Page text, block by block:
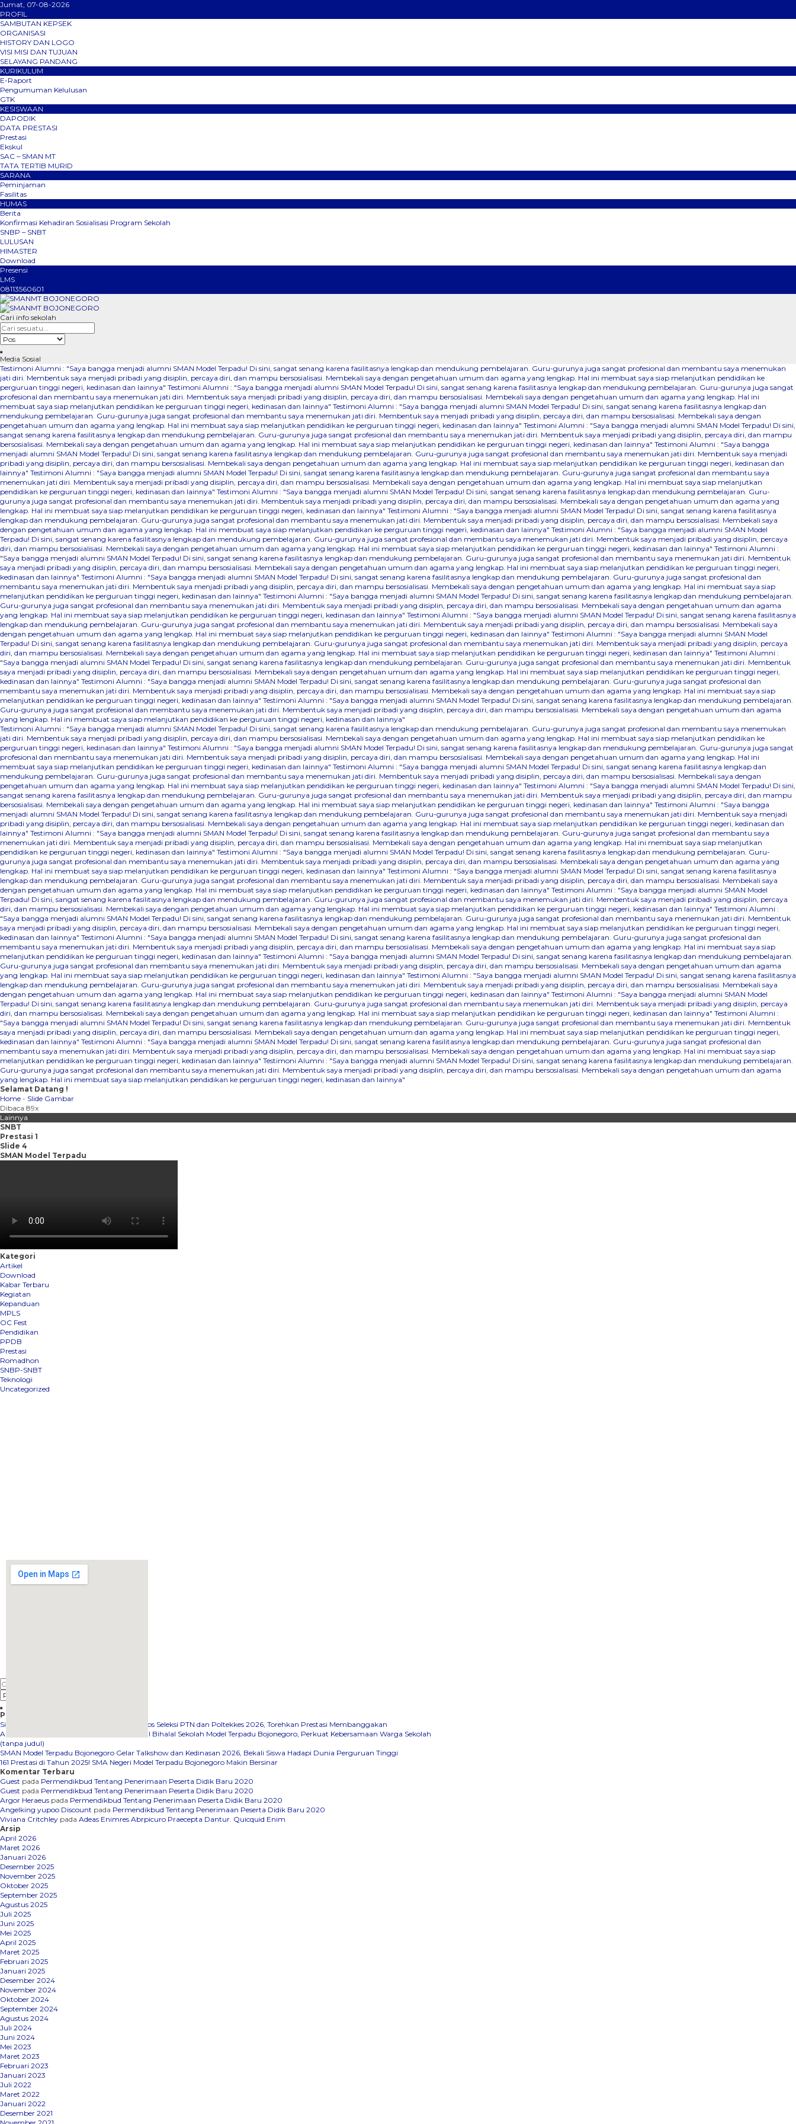
Jumat, 07-08-2026
PROFIL
SAMBUTAN KEPSEK
ORGANISASI
HISTORY DAN LOGO
VISI MISI DAN TUJUAN
SELAYANG PANDANG
KURIKULUM
E-Raport
Pengumuman Kelulusan
GTK
KESISWAAN
DAPODIK
DATA PRESTASI
Prestasi
Ekskul
SAC – SMAN MT
TATA TERTIB MURID
SARANA
Peminjaman
Fasilitas
HUMAS
Berita
Konfirmasi Kehadiran Sosialisasi Program Sekolah
SNBP – SNBT
LULUSAN
HIMASTER
Download
Presensi
LMS
08113560601
Cari info sekolah
Media Sosial
Testimoni Alumni : "Saya bangga menjadi alumni SMAN Model Terpadu! Di sini, sangat senang karena fasilitasnya lengkap dan mendukung pembelajaran. Guru-gurunya juga sangat profesional dan membantu saya menemukan
jati diri. Membentuk saya menjadi pribadi yang disiplin, percaya diri, dan mampu bersosialisasi. Membekali saya dengan pengetahuan umum dan agama yang lengkap. Hal ini membuat saya siap melanjutkan pendidikan ke
perguruan tinggi negeri, kedinasan dan lainnya" Testimoni Alumni : "Saya bangga menjadi alumni SMAN Model Terpadu! Di sini, sangat senang karena fasilitasnya lengkap dan mendukung pembelajaran. Guru-gurunya juga sangat
profesional dan membantu saya menemukan jati diri. Membentuk saya menjadi pribadi yang disiplin, percaya diri, dan mampu bersosialisasi. Membekali saya dengan pengetahuan umum dan agama yang lengkap. Hal ini
membuat saya siap melanjutkan pendidikan ke perguruan tinggi negeri, kedinasan dan lainnya" Testimoni Alumni : "Saya bangga menjadi alumni SMAN Model Terpadu! Di sini, sangat senang karena fasilitasnya lengkap dan
mendukung pembelajaran. Guru-gurunya juga sangat profesional dan membantu saya menemukan jati diri. Membentuk saya menjadi pribadi yang disiplin, percaya diri, dan mampu bersosialisasi. Membekali saya dengan
pengetahuan umum dan agama yang lengkap. Hal ini membuat saya siap melanjutkan pendidikan ke perguruan tinggi negeri, kedinasan dan lainnya" Testimoni Alumni : "Saya bangga menjadi alumni SMAN Model Terpadu! Di sini,
sangat senang karena fasilitasnya lengkap dan mendukung pembelajaran. Guru-gurunya juga sangat profesional dan membantu saya menemukan jati diri. Membentuk saya menjadi pribadi yang disiplin, percaya diri, dan mampu
bersosialisasi. Membekali saya dengan pengetahuan umum dan agama yang lengkap. Hal ini membuat saya siap melanjutkan pendidikan ke perguruan tinggi negeri, kedinasan dan lainnya" Testimoni Alumni : "Saya bangga
menjadi alumni SMAN Model Terpadu! Di sini, sangat senang karena fasilitasnya lengkap dan mendukung pembelajaran. Guru-gurunya juga sangat profesional dan membantu saya menemukan jati diri. Membentuk saya menjadi
pribadi yang disiplin, percaya diri, dan mampu bersosialisasi. Membekali saya dengan pengetahuan umum dan agama yang lengkap. Hal ini membuat saya siap melanjutkan pendidikan ke perguruan tinggi negeri, kedinasan dan
lainnya" Testimoni Alumni : "Saya bangga menjadi alumni SMAN Model Terpadu! Di sini, sangat senang karena fasilitasnya lengkap dan mendukung pembelajaran. Guru-gurunya juga sangat profesional dan membantu saya
menemukan jati diri. Membentuk saya menjadi pribadi yang disiplin, percaya diri, dan mampu bersosialisasi. Membekali saya dengan pengetahuan umum dan agama yang lengkap. Hal ini membuat saya siap melanjutkan
pendidikan ke perguruan tinggi negeri, kedinasan dan lainnya" Testimoni Alumni : "Saya bangga menjadi alumni SMAN Model Terpadu! Di sini, sangat senang karena fasilitasnya lengkap dan mendukung pembelajaran. Guru-
gurunya juga sangat profesional dan membantu saya menemukan jati diri. Membentuk saya menjadi pribadi yang disiplin, percaya diri, dan mampu bersosialisasi. Membekali saya dengan pengetahuan umum dan agama yang
lengkap. Hal ini membuat saya siap melanjutkan pendidikan ke perguruan tinggi negeri, kedinasan dan lainnya" Testimoni Alumni : "Saya bangga menjadi alumni SMAN Model Terpadu! Di sini, sangat senang karena fasilitasnya
lengkap dan mendukung pembelajaran. Guru-gurunya juga sangat profesional dan membantu saya menemukan jati diri. Membentuk saya menjadi pribadi yang disiplin, percaya diri, dan mampu bersosialisasi. Membekali saya
dengan pengetahuan umum dan agama yang lengkap. Hal ini membuat saya siap melanjutkan pendidikan ke perguruan tinggi negeri, kedinasan dan lainnya" Testimoni Alumni : "Saya bangga menjadi alumni SMAN Model
Terpadu! Di sini, sangat senang karena fasilitasnya lengkap dan mendukung pembelajaran. Guru-gurunya juga sangat profesional dan membantu saya menemukan jati diri. Membentuk saya menjadi pribadi yang disiplin, percaya
diri, dan mampu bersosialisasi. Membekali saya dengan pengetahuan umum dan agama yang lengkap. Hal ini membuat saya siap melanjutkan pendidikan ke perguruan tinggi negeri, kedinasan dan lainnya" Testimoni Alumni :
"Saya bangga menjadi alumni SMAN Model Terpadu! Di sini, sangat senang karena fasilitasnya lengkap dan mendukung pembelajaran. Guru-gurunya juga sangat profesional dan membantu saya menemukan jati diri. Membentuk
saya menjadi pribadi yang disiplin, percaya diri, dan mampu bersosialisasi. Membekali saya dengan pengetahuan umum dan agama yang lengkap. Hal ini membuat saya siap melanjutkan pendidikan ke perguruan tinggi negeri,
kedinasan dan lainnya" Testimoni Alumni : "Saya bangga menjadi alumni SMAN Model Terpadu! Di sini, sangat senang karena fasilitasnya lengkap dan mendukung pembelajaran. Guru-gurunya juga sangat profesional dan
membantu saya menemukan jati diri. Membentuk saya menjadi pribadi yang disiplin, percaya diri, dan mampu bersosialisasi. Membekali saya dengan pengetahuan umum dan agama yang lengkap. Hal ini membuat saya siap
melanjutkan pendidikan ke perguruan tinggi negeri, kedinasan dan lainnya" Testimoni Alumni : "Saya bangga menjadi alumni SMAN Model Terpadu! Di sini, sangat senang karena fasilitasnya lengkap dan mendukung pembelajaran.
Guru-gurunya juga sangat profesional dan membantu saya menemukan jati diri. Membentuk saya menjadi pribadi yang disiplin, percaya diri, dan mampu bersosialisasi. Membekali saya dengan pengetahuan umum dan agama
yang lengkap. Hal ini membuat saya siap melanjutkan pendidikan ke perguruan tinggi negeri, kedinasan dan lainnya" Testimoni Alumni : "Saya bangga menjadi alumni SMAN Model Terpadu! Di sini, sangat senang karena fasilitasnya
lengkap dan mendukung pembelajaran. Guru-gurunya juga sangat profesional dan membantu saya menemukan jati diri. Membentuk saya menjadi pribadi yang disiplin, percaya diri, dan mampu bersosialisasi. Membekali saya
dengan pengetahuan umum dan agama yang lengkap. Hal ini membuat saya siap melanjutkan pendidikan ke perguruan tinggi negeri, kedinasan dan lainnya" Testimoni Alumni : "Saya bangga menjadi alumni SMAN Model
Terpadu! Di sini, sangat senang karena fasilitasnya lengkap dan mendukung pembelajaran. Guru-gurunya juga sangat profesional dan membantu saya menemukan jati diri. Membentuk saya menjadi pribadi yang disiplin, percaya
diri, dan mampu bersosialisasi. Membekali saya dengan pengetahuan umum dan agama yang lengkap. Hal ini membuat saya siap melanjutkan pendidikan ke perguruan tinggi negeri, kedinasan dan lainnya" Testimoni Alumni :
"Saya bangga menjadi alumni SMAN Model Terpadu! Di sini, sangat senang karena fasilitasnya lengkap dan mendukung pembelajaran. Guru-gurunya juga sangat profesional dan membantu saya menemukan jati diri. Membentuk
saya menjadi pribadi yang disiplin, percaya diri, dan mampu bersosialisasi. Membekali saya dengan pengetahuan umum dan agama yang lengkap. Hal ini membuat saya siap melanjutkan pendidikan ke perguruan tinggi negeri,
kedinasan dan lainnya" Testimoni Alumni : "Saya bangga menjadi alumni SMAN Model Terpadu! Di sini, sangat senang karena fasilitasnya lengkap dan mendukung pembelajaran. Guru-gurunya juga sangat profesional dan
membantu saya menemukan jati diri. Membentuk saya menjadi pribadi yang disiplin, percaya diri, dan mampu bersosialisasi. Membekali saya dengan pengetahuan umum dan agama yang lengkap. Hal ini membuat saya siap
melanjutkan pendidikan ke perguruan tinggi negeri, kedinasan dan lainnya" Testimoni Alumni : "Saya bangga menjadi alumni SMAN Model Terpadu! Di sini, sangat senang karena fasilitasnya lengkap dan mendukung pembelajaran.
Guru-gurunya juga sangat profesional dan membantu saya menemukan jati diri. Membentuk saya menjadi pribadi yang disiplin, percaya diri, dan mampu bersosialisasi. Membekali saya dengan pengetahuan umum dan agama
yang lengkap. Hal ini membuat saya siap melanjutkan pendidikan ke perguruan tinggi negeri, kedinasan dan lainnya"
Testimoni Alumni : "Saya bangga menjadi alumni SMAN Model Terpadu! Di sini, sangat senang karena fasilitasnya lengkap dan mendukung pembelajaran. Guru-gurunya juga sangat profesional dan membantu saya menemukan
jati diri. Membentuk saya menjadi pribadi yang disiplin, percaya diri, dan mampu bersosialisasi. Membekali saya dengan pengetahuan umum dan agama yang lengkap. Hal ini membuat saya siap melanjutkan pendidikan ke
perguruan tinggi negeri, kedinasan dan lainnya" Testimoni Alumni : "Saya bangga menjadi alumni SMAN Model Terpadu! Di sini, sangat senang karena fasilitasnya lengkap dan mendukung pembelajaran. Guru-gurunya juga sangat
profesional dan membantu saya menemukan jati diri. Membentuk saya menjadi pribadi yang disiplin, percaya diri, dan mampu bersosialisasi. Membekali saya dengan pengetahuan umum dan agama yang lengkap. Hal ini
membuat saya siap melanjutkan pendidikan ke perguruan tinggi negeri, kedinasan dan lainnya" Testimoni Alumni : "Saya bangga menjadi alumni SMAN Model Terpadu! Di sini, sangat senang karena fasilitasnya lengkap dan
mendukung pembelajaran. Guru-gurunya juga sangat profesional dan membantu saya menemukan jati diri. Membentuk saya menjadi pribadi yang disiplin, percaya diri, dan mampu bersosialisasi. Membekali saya dengan
pengetahuan umum dan agama yang lengkap. Hal ini membuat saya siap melanjutkan pendidikan ke perguruan tinggi negeri, kedinasan dan lainnya" Testimoni Alumni : "Saya bangga menjadi alumni SMAN Model Terpadu! Di sini,
sangat senang karena fasilitasnya lengkap dan mendukung pembelajaran. Guru-gurunya juga sangat profesional dan membantu saya menemukan jati diri. Membentuk saya menjadi pribadi yang disiplin, percaya diri, dan mampu
bersosialisasi. Membekali saya dengan pengetahuan umum dan agama yang lengkap. Hal ini membuat saya siap melanjutkan pendidikan ke perguruan tinggi negeri, kedinasan dan lainnya" Testimoni Alumni : "Saya bangga
menjadi alumni SMAN Model Terpadu! Di sini, sangat senang karena fasilitasnya lengkap dan mendukung pembelajaran. Guru-gurunya juga sangat profesional dan membantu saya menemukan jati diri. Membentuk saya menjadi
pribadi yang disiplin, percaya diri, dan mampu bersosialisasi. Membekali saya dengan pengetahuan umum dan agama yang lengkap. Hal ini membuat saya siap melanjutkan pendidikan ke perguruan tinggi negeri, kedinasan dan
lainnya" Testimoni Alumni : "Saya bangga menjadi alumni SMAN Model Terpadu! Di sini, sangat senang karena fasilitasnya lengkap dan mendukung pembelajaran. Guru-gurunya juga sangat profesional dan membantu saya
menemukan jati diri. Membentuk saya menjadi pribadi yang disiplin, percaya diri, dan mampu bersosialisasi. Membekali saya dengan pengetahuan umum dan agama yang lengkap. Hal ini membuat saya siap melanjutkan
pendidikan ke perguruan tinggi negeri, kedinasan dan lainnya" Testimoni Alumni : "Saya bangga menjadi alumni SMAN Model Terpadu! Di sini, sangat senang karena fasilitasnya lengkap dan mendukung pembelajaran. Guru-
gurunya juga sangat profesional dan membantu saya menemukan jati diri. Membentuk saya menjadi pribadi yang disiplin, percaya diri, dan mampu bersosialisasi. Membekali saya dengan pengetahuan umum dan agama yang
lengkap. Hal ini membuat saya siap melanjutkan pendidikan ke perguruan tinggi negeri, kedinasan dan lainnya" Testimoni Alumni : "Saya bangga menjadi alumni SMAN Model Terpadu! Di sini, sangat senang karena fasilitasnya
lengkap dan mendukung pembelajaran. Guru-gurunya juga sangat profesional dan membantu saya menemukan jati diri. Membentuk saya menjadi pribadi yang disiplin, percaya diri, dan mampu bersosialisasi. Membekali saya
dengan pengetahuan umum dan agama yang lengkap. Hal ini membuat saya siap melanjutkan pendidikan ke perguruan tinggi negeri, kedinasan dan lainnya" Testimoni Alumni : "Saya bangga menjadi alumni SMAN Model
Terpadu! Di sini, sangat senang karena fasilitasnya lengkap dan mendukung pembelajaran. Guru-gurunya juga sangat profesional dan membantu saya menemukan jati diri. Membentuk saya menjadi pribadi yang disiplin, percaya
diri, dan mampu bersosialisasi. Membekali saya dengan pengetahuan umum dan agama yang lengkap. Hal ini membuat saya siap melanjutkan pendidikan ke perguruan tinggi negeri, kedinasan dan lainnya" Testimoni Alumni :
"Saya bangga menjadi alumni SMAN Model Terpadu! Di sini, sangat senang karena fasilitasnya lengkap dan mendukung pembelajaran. Guru-gurunya juga sangat profesional dan membantu saya menemukan jati diri. Membentuk
saya menjadi pribadi yang disiplin, percaya diri, dan mampu bersosialisasi. Membekali saya dengan pengetahuan umum dan agama yang lengkap. Hal ini membuat saya siap melanjutkan pendidikan ke perguruan tinggi negeri,
kedinasan dan lainnya" Testimoni Alumni : "Saya bangga menjadi alumni SMAN Model Terpadu! Di sini, sangat senang karena fasilitasnya lengkap dan mendukung pembelajaran. Guru-gurunya juga sangat profesional dan
membantu saya menemukan jati diri. Membentuk saya menjadi pribadi yang disiplin, percaya diri, dan mampu bersosialisasi. Membekali saya dengan pengetahuan umum dan agama yang lengkap. Hal ini membuat saya siap
melanjutkan pendidikan ke perguruan tinggi negeri, kedinasan dan lainnya" Testimoni Alumni : "Saya bangga menjadi alumni SMAN Model Terpadu! Di sini, sangat senang karena fasilitasnya lengkap dan mendukung pembelajaran.
Guru-gurunya juga sangat profesional dan membantu saya menemukan jati diri. Membentuk saya menjadi pribadi yang disiplin, percaya diri, dan mampu bersosialisasi. Membekali saya dengan pengetahuan umum dan agama
yang lengkap. Hal ini membuat saya siap melanjutkan pendidikan ke perguruan tinggi negeri, kedinasan dan lainnya" Testimoni Alumni : "Saya bangga menjadi alumni SMAN Model Terpadu! Di sini, sangat senang karena fasilitasnya
lengkap dan mendukung pembelajaran. Guru-gurunya juga sangat profesional dan membantu saya menemukan jati diri. Membentuk saya menjadi pribadi yang disiplin, percaya diri, dan mampu bersosialisasi. Membekali saya
dengan pengetahuan umum dan agama yang lengkap. Hal ini membuat saya siap melanjutkan pendidikan ke perguruan tinggi negeri, kedinasan dan lainnya" Testimoni Alumni : "Saya bangga menjadi alumni SMAN Model
Terpadu! Di sini, sangat senang karena fasilitasnya lengkap dan mendukung pembelajaran. Guru-gurunya juga sangat profesional dan membantu saya menemukan jati diri. Membentuk saya menjadi pribadi yang disiplin, percaya
diri, dan mampu bersosialisasi. Membekali saya dengan pengetahuan umum dan agama yang lengkap. Hal ini membuat saya siap melanjutkan pendidikan ke perguruan tinggi negeri, kedinasan dan lainnya" Testimoni Alumni :
"Saya bangga menjadi alumni SMAN Model Terpadu! Di sini, sangat senang karena fasilitasnya lengkap dan mendukung pembelajaran. Guru-gurunya juga sangat profesional dan membantu saya menemukan jati diri. Membentuk
saya menjadi pribadi yang disiplin, percaya diri, dan mampu bersosialisasi. Membekali saya dengan pengetahuan umum dan agama yang lengkap. Hal ini membuat saya siap melanjutkan pendidikan ke perguruan tinggi negeri,
kedinasan dan lainnya" Testimoni Alumni : "Saya bangga menjadi alumni SMAN Model Terpadu! Di sini, sangat senang karena fasilitasnya lengkap dan mendukung pembelajaran. Guru-gurunya juga sangat profesional dan
membantu saya menemukan jati diri. Membentuk saya menjadi pribadi yang disiplin, percaya diri, dan mampu bersosialisasi. Membekali saya dengan pengetahuan umum dan agama yang lengkap. Hal ini membuat saya siap
melanjutkan pendidikan ke perguruan tinggi negeri, kedinasan dan lainnya" Testimoni Alumni : "Saya bangga menjadi alumni SMAN Model Terpadu! Di sini, sangat senang karena fasilitasnya lengkap dan mendukung pembelajaran.
Guru-gurunya juga sangat profesional dan membantu saya menemukan jati diri. Membentuk saya menjadi pribadi yang disiplin, percaya diri, dan mampu bersosialisasi. Membekali saya dengan pengetahuan umum dan agama
yang lengkap. Hal ini membuat saya siap melanjutkan pendidikan ke perguruan tinggi negeri, kedinasan dan lainnya"
Selamat Datang !
Home - Slide Gambar
Dibaca 89x
Lainnya
SNBT
Prestasi 1
Slide 4
SMAN Model Terpadu
Kategori
Artikel
Download
Kabar Terbaru
Kegiatan
Kepanduan
MPLS
OC Fest
Pendidikan
PPDB
Prestasi
Romadhon
SNBP-SNBT
Teknologi
Uncategorized
Pos-pos Terbaru
Siswa SMAN Model Terpadu Bojonegoro Lolos Seleksi PTN dan Poltekkes 2026, Torehkan Prestasi Membanggakan
Apel Hari Pertama Masuk Sekolah dan Halal Bihalal Sekolah Model Terpadu Bojonegoro, Perkuat Kebersamaan Warga Sekolah
(tanpa judul)
SMAN Model Terpadu Bojonegoro Gelar Talkshow dan Kedinasan 2026, Bekali Siswa Hadapi Dunia Perguruan Tinggi
161 Prestasi di Tahun 2025! SMA Negeri Model Terpadu Bojonegoro Makin Bersinar
Komentar Terbaru
Guest pada Permendikbud Tentang Penerimaan Peserta Didik Baru 2020
Guest pada Permendikbud Tentang Penerimaan Peserta Didik Baru 2020
Argor Heraeus pada Permendikbud Tentang Penerimaan Peserta Didik Baru 2020
Angelking yupoo Discount pada Permendikbud Tentang Penerimaan Peserta Didik Baru 2020
Viviana Critchley pada Adeas Enimres Abrpicuro Praecepta Dantur. Quicquid Enim
Arsip
April 2026
Maret 2026
Januari 2026
Desember 2025
November 2025
Oktober 2025
September 2025
Agustus 2025
Juli 2025
Juni 2025
Mei 2025
April 2025
Maret 2025
Februari 2025
Januari 2025
Desember 2024
November 2024
Oktober 2024
September 2024
Agustus 2024
Juli 2024
Juni 2024
Mei 2023
Maret 2023
Februari 2023
Januari 2023
Juli 2022
Maret 2022
Januari 2022
Desember 2021